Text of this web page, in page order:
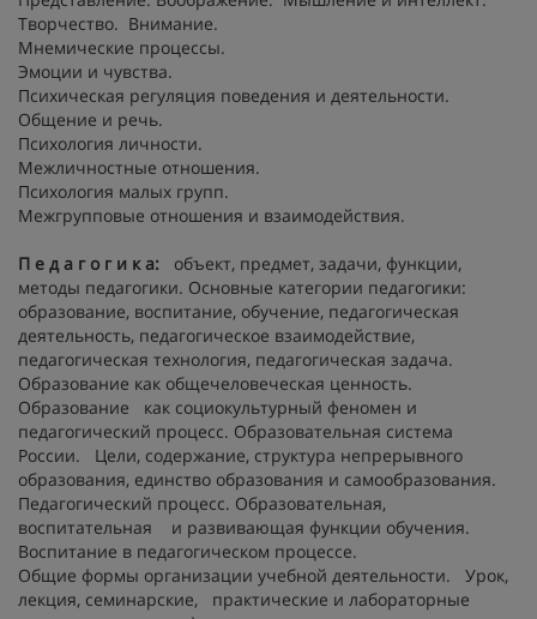
Творчество. Внимание.
Мнемические процессы.
Эмоции и чувства.
Психическая регуляция поведения и деятельности.
Общение и речь.
Психология личности.
Межличностные отношения.
Психология малых групп.
Межгрупповые отношения и взаимодействия.
П е д а г о г и к а: объект, предмет, задачи, функции,
методы педагогики. Основные категории педагогики:
образование, воспитание, обучение, педагогическая
деятельность, педагогическое взаимодействие,
педагогическая технология, педагогическая задача.
Образование как общечеловеческая ценность.
Образование как социокультурный феномен и
педагогический процесс. Образовательная система
России. Цели, содержание, структура непрерывного
образования, единство образования и самообразования.
Педагогический процесс. Образовательная,
воспитательная и развивающая функции обучения.
Воспитание в педагогическом процессе.
Общие формы организации учебной деятельности. Урок,
лекция, семинарские, практические и лабораторные